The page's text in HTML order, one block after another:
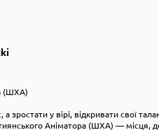
(ШХА)
зростати у вірі, відкривати свої
Аніматора (ШХА) — місця,